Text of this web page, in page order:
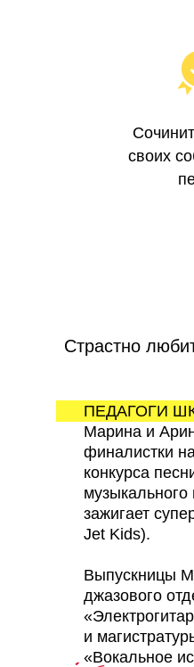
своих
ПЕДАГОГИ
Марина и
финалистки
конкурса
зажигает
Jet Kids).
Выпускницы
джазового
и
«Вокальное
Страстно